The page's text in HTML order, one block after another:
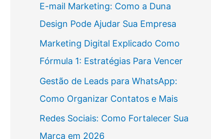
E-mail Marketing: Como a Duna
Design Pode Ajudar Sua Empresa
Marketing Digital Explicado Como
Fórmula 1: Estratégias Para Vencer
Gestão de Leads para WhatsApp:
Como Organizar Contatos e Mais
Redes Sociais: Como Fortalecer Sua
Marca em 2026